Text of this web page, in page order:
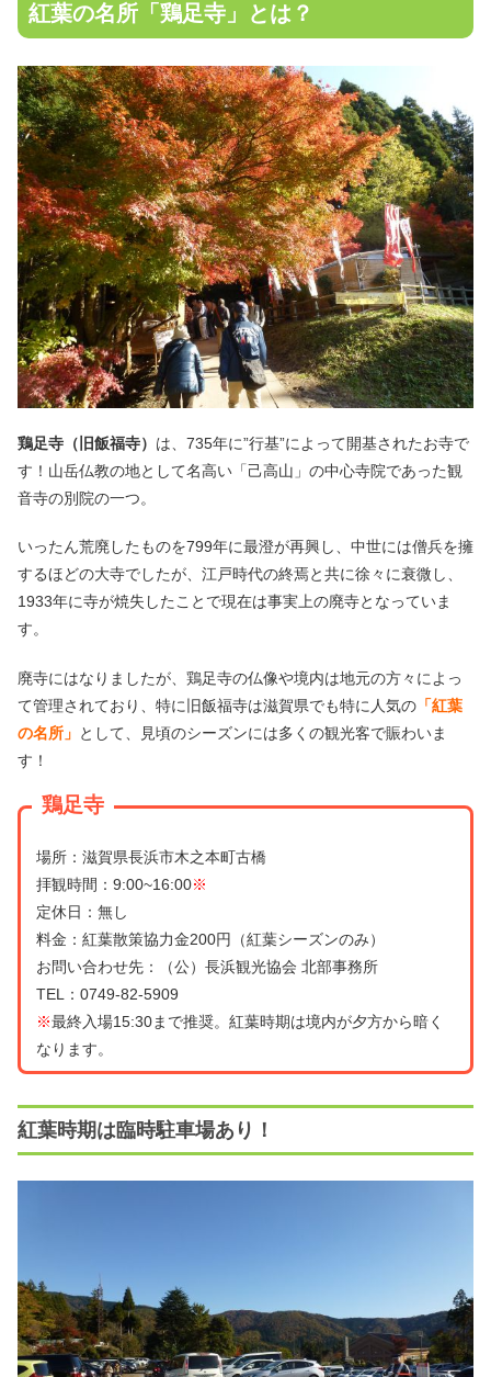
紅葉の名所「鶏足寺」とは？
鶏足寺（旧飯福寺） は、735年に”行基”によって開基されたお寺で
す！山岳仏教の地として名高い「己高山」の中心寺院であった観
音寺の別院の一つ。
いったん荒廃したものを799年に最澄が再興し、中世には僧兵を擁
するほどの大寺でしたが、江戸時代の終焉と共に徐々に衰微し、
1933年に寺が焼失したことで現在は事実上の廃寺となっていま
す。
廃寺にはなりましたが、鶏足寺の仏像や境内は地元の方々によっ
て管理されており、特に旧飯福寺は滋賀県でも特に人気の 「紅葉
の名所」 として、見頃のシーズンには多くの観光客で賑わいま
す！
鶏足寺
場所：滋賀県長浜市木之本町古橋
拝観時間：9:00~16:00※
定休日：無し
料金：紅葉散策協力金200円（紅葉シーズンのみ）
お問い合わせ先：（公）長浜観光協会 北部事務所
TEL：0749-82-5909
※最終入場15:30まで推奨。紅葉時期は境内が夕方から暗く
なります。
紅葉時期は臨時駐車場あり！